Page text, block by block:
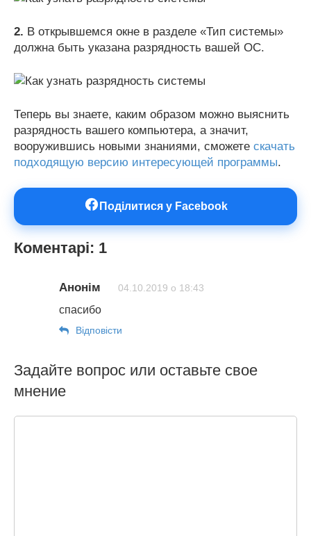
2. В открывшемся окне в разделе «Тип системы»
должна быть указана разрядность вашей ОС.
Теперь вы знаете, каким образом можно выяснить
разрядность вашего компьютера, а значит,
вооружившись новыми знаниями, сможете скачать
подходящую версию интересующей программы.
Поділитися у Facebook
Коментарі: 1
Анонім 04.10.2019 о 18:43
спасибо
Відповіcти
Задайте вопрос или оставьте свое
мнение